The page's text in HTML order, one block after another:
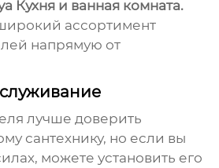
Кухня и ванная комната.
ассортимент
напрямую от
лучше доверить
сантехнику, но если вы
можете установить его